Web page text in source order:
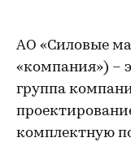
АО «Силовые
«компания») –
группа
комплектную